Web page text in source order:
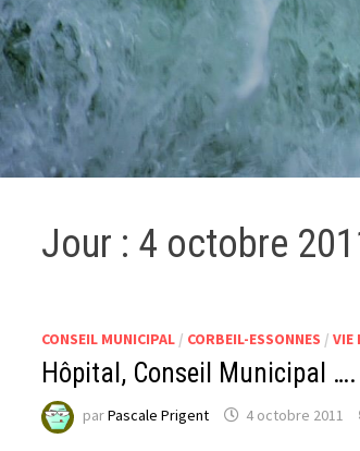
Jour : 4 octobre
CONSEIL MUNICIPAL / CORBEIL-ESSONNES /VIE
Hôpital, Conseil Municipal ….
parPascale Prigent 4 octobre 2011